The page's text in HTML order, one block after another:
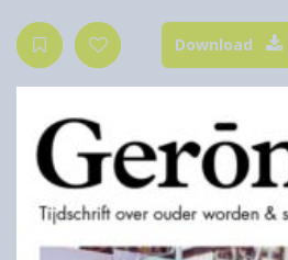
Download